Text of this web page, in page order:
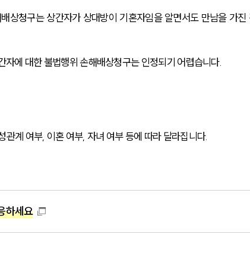
상청구는 상간자가 상대방이 기혼자임을 알면서도 만남을 가
에 대한 불법행위 손해배상청구는 인정되기 어렵습니다.
계 여부, 이혼 여부, 자녀 여부 등에 따라 달라집니다.
하세요